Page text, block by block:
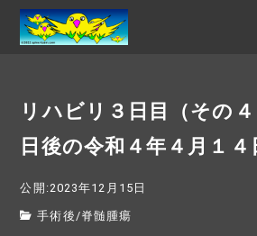
リハビリ３日目（その
日後の令和４年４月１４
公開:2023年12月15日
手術後 /脊髄腫瘍